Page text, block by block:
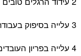
3 עלייה בסיפוק בעבודה.
4 עלייה בפריון העובדים.